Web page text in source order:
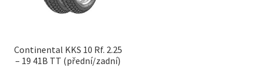
Continental KKS 10 Rf. 2.25
– 19 41B TT (přední/zadní)